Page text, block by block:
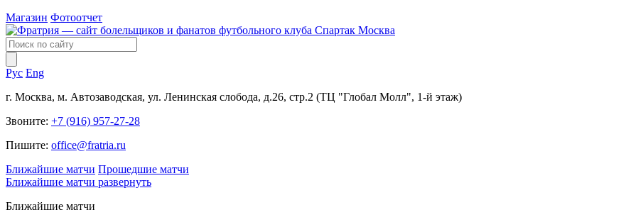
Магазин Фотоотчет
Рус Eng
г. Москва, м. Автозаводская, ул. Ленинская слобода, д.26, стр.2 (ТЦ "Глобал Молл", 1-й этаж)
Звоните: +7 (916) 957-27-28
Пишите: office@fratria.ru
Ближайшие матчи Прошедшие матчи
Ближайшие матчи развернуть
Ближайшие матчи